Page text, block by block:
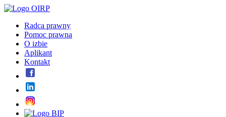
Radca prawny
Pomoc prawna
O izbie
Aplikant
Kontakt